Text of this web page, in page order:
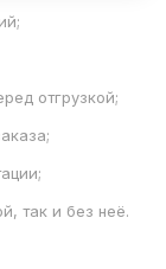
отгрузкой;
так и без неё.